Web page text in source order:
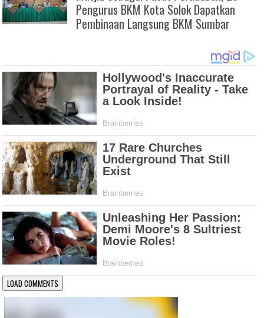
Pengurus BKM Kota Solok Dapatkan
Pembinaan Langsung BKM Sumbar
LOAD COMMENTS